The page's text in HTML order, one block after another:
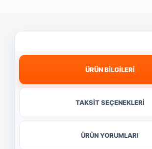
ÜRÜN BİLGİLERİ
TAKSİT SEÇENEKLERİ
ÜRÜN YORUMLARI